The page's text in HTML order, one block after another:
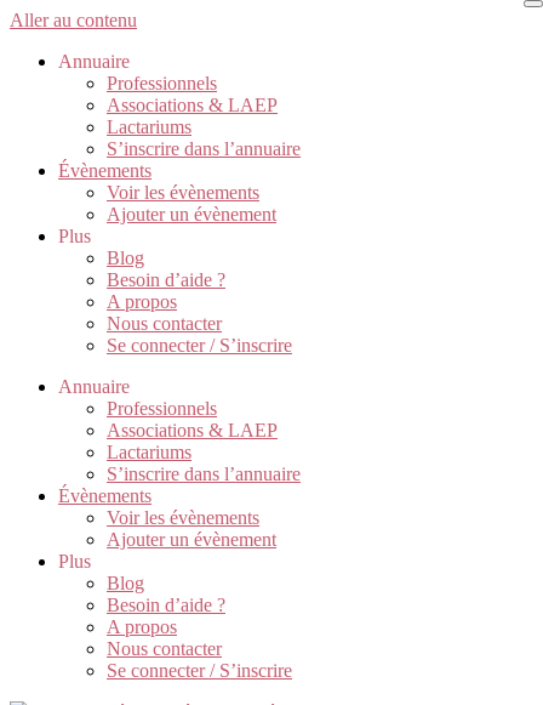
Aller au contenu
Annuaire
Professionnels
Associations & LAEP
Lactariums
S’inscrire dans l’annuaire
Évènements
Voir les évènements
Ajouter un évènement
Plus
Blog
Besoin d’aide ?
A propos
Nous contacter
Se connecter / S’inscrire
Annuaire
Professionnels
Associations & LAEP
Lactariums
S’inscrire dans l’annuaire
Évènements
Voir les évènements
Ajouter un évènement
Plus
Blog
Besoin d’aide ?
A propos
Nous contacter
Se connecter / S’inscrire